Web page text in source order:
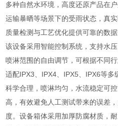
多种自然水环境，高度还原产品在
运输暴晒等场景下的受雨状态，真
质量检测与工艺优化提供可靠的数据
该设备采用智能控制系统，支持水
喷淋范围的自由调节，可根据不同
适配IPX3、IPX4、IPX5、IPX6等
科学合理，喷淋均匀，水流稳定可
高，有效避免人工测试带来的误差
度。设备箱体采用加厚防腐材质，